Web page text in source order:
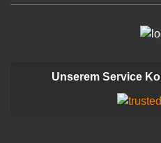
Unserem Service